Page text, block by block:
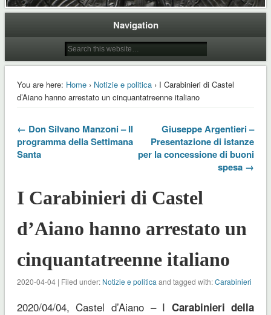
Navigation
You are here: Home› Notizie e politica› I Carabinieri di Castel
d’Aiano hanno arrestato un cinquantatreenne italiano
← Don Silvano Manzoni – Il
programma della Settimana
Santa
Giuseppe Argentieri –
Presentazione di istanze
per la concessione di buoni
spesa →
I Carabinieri di Castel
d’Aiano hanno arrestato un
cinquantatreenne italiano
2020-04-04 | Filed under: Notizie e politica and tagged with:Carabinieri
2020/04/04, Castel d’Aiano – I Carabinieri della